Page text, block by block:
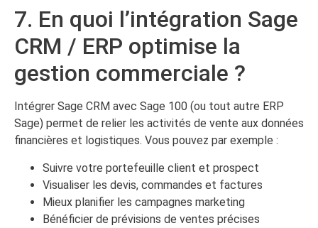
7. En quoi l’intégration Sage
CRM / ERP optimise la
gestion commerciale ?
Intégrer Sage CRM avec Sage 100 (ou tout autre ERP
Sage) permet de relier les activités de vente aux données
financières et logistiques. Vous pouvez par exemple :
Suivre votre portefeuille client et prospect
Visualiser les devis, commandes et factures
Mieux planifier les campagnes marketing
Bénéficier de prévisions de ventes précises